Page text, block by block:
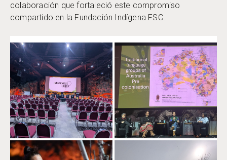
colaboración que fortaleció este compromiso
compartido en la Fundación Indígena FSC.